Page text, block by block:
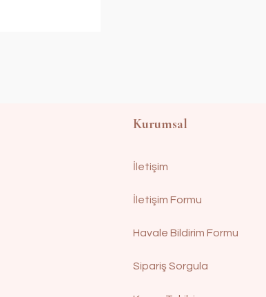
Kurumsal
İletişim
İletişim Formu
Havale Bildirim Formu
Sipariş Sorgula